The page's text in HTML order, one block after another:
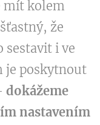
mít kolem
že
sestavit i ve
je poskytnout
dokážeme
nastavením